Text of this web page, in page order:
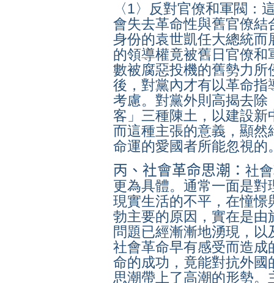
〈1〉反對官僚和軍閥：
會失去革命性與舊官僚
身份的袁世凱任大總統
的領導權竟被舊日官僚
數被腐惡投機的舊勢力
後，對黨內才有以革命
考慮。對黨外則高揭去
客」三種陳土，以建設
而這種主張的意義，顯
命運的愛國者所能忽視的
丙、社會革命思潮： 社
更為具體。通常一面是
現實生活的不平，在憧
勃主要的原因，實在是
問題已經漸漸地湧現，
社會革命早有感受而造
命的成功，竟能對抗外
思潮帶上了高潮的形勢